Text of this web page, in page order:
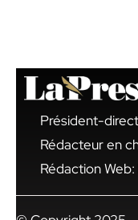
Président-
Rédacteur en
Rédaction